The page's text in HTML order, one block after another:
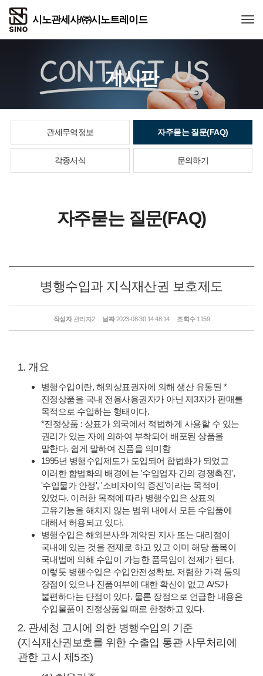
게시판
관세무역정보 자주묻는 질문(FAQ)
각종서식 문의하기
자주묻는 질문(FAQ)
병행수입과 지식재산권 보호제도
작성자관리자2 날짜2023-08-30 14:48:14 조회수1159
1. 개요
병행수입이란, 해외상표권자에 의해 생산 유통된 *
진정상품을 국내 전용사용권자가 아닌 제3자가 판매를
목적으로 수입하는 형태이다.
*진정상품 : 상표가 외국에서 적법하게 사용할 수 있는
권리가 있는 자에 의하여 부착되어 배포된 상품을
말한다. 쉽게 말하여 진품을 의미함
1995년 병행수입제도가 도입되어 합법화가 되었고
이러한 합법화의 배경에는 '수입업자 간의 경쟁촉진',
'수입물가 안정', '소비자이익 증진'이라는 목적이
있었다. 이러한 목적에 따라 병행수입은 상표의
고유기능을 해치지 않는 범위 내에서 모든 수입품에
대해서 허용되고 있다.
병행수입은 해외본사와 계약된 지사 또는 대리점이
국내에 있는 것을 전제로 하고 있고 이미 해당 품목이
국내법에 의해 수입이 가능한 품목임이 전제가 된다.
이렇듯 병행수입은 수입안전성확보, 저렴한 가격 등의
장점이 있으나 진품여부에 대한 확신이 없고 A/S가
불편하다는 단점이 있다. 물론 장점으로 언급한 내용은
수입물품이 진정상품일 때로 한정하고 있다.
2. 관세청 고시에 의한 병행수입의 기준
(지식재산권보호를 위한 수출입 통관 사무처리에
관한 고시 제5조)